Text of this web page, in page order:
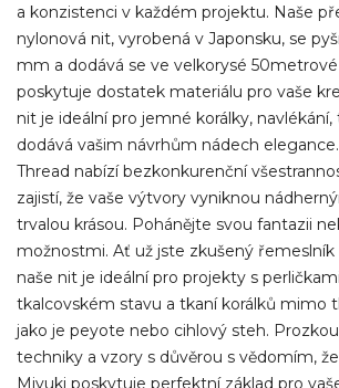
a konzistenci v každém projektu. Naše
nylonová nit, vyrobená v Japonsku, se
mm a dodává se ve velkorysé
poskytuje dostatek materiálu pro vaše
nit je ideální pro jemné korálky, navlékání,
dodává vašim návrhům nádech
Thread nabízí bezkonkurenční
zajistí, že vaše výtvory vyniknou
trvalou krásou. Pohánějte svou fantazii
možnostmi. Ať už jste zkušený
naše nit je ideální pro projekty s
tkalcovském stavu a tkaní korálků mimo
jako je peyote nebo cihlový steh.
techniky a vzory s důvěrou s vědomím,
Miyuki poskytuje perfektní základ pro